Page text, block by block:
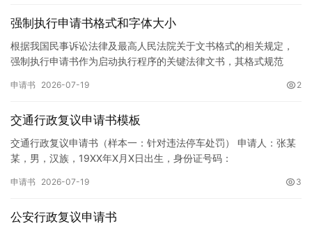
强制执行申请书格式和字体大小
根据我国民事诉讼法律及最高人民法院关于文书格式的相关规定，
强制执行申请书作为启动执行程序的关键法律文书，其格式规范
纸张与…
申请书 2026-07-19 2
交通行政复议申请书模板
交通行政复议申请书（样本一：针对违法停车处罚） 申请人：张某
某，男，汉族，19XX年X月X日出生，身份证号码：
申请书 2026-07-19 3
公安行政复议申请书